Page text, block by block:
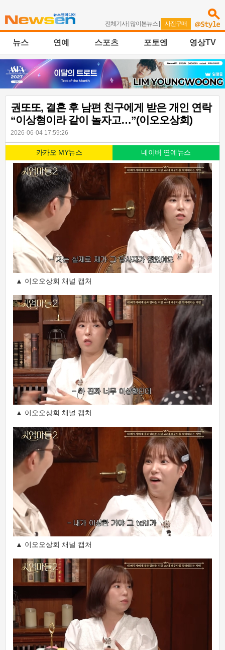
전체기사| 많이본뉴스 | 사진구매
뉴스 연예 스포츠 포토엔 영상TV
권또또, 결혼 후 남편 친구에게 받은 개인 연락
“이상형이라 같이 놀자고…”(이오오상회)
2026-06-04 17:59:26
카카오 MY뉴스 네이버 연예뉴스
▲ 이오오상회 채널 캡처
▲ 이오오상회 채널 캡처
▲ 이오오상회 채널 캡처